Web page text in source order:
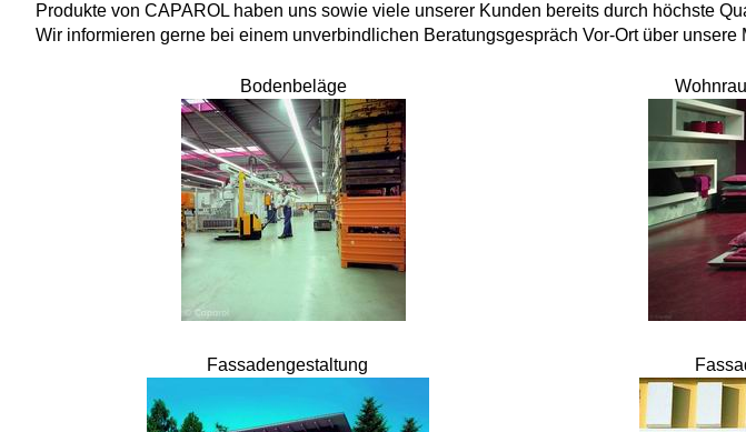
Produkte von CAPAROL haben uns sowie viele unserer Kunden bereits durch höchste
Wir informieren gerne bei einem unverbindlichen Beratungsgespräch Vor-Ort über
Bodenbeläge
Fassadengestaltung